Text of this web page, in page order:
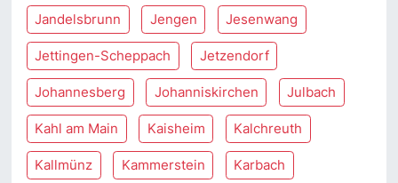
Jandelsbrunn Jengen Jesenwang
Jettingen-Scheppach Jetzendorf
Johannesberg Johanniskirchen Julbach
Kahl am Main Kaisheim Kalchreuth
Kallmünz Kammerstein Karbach